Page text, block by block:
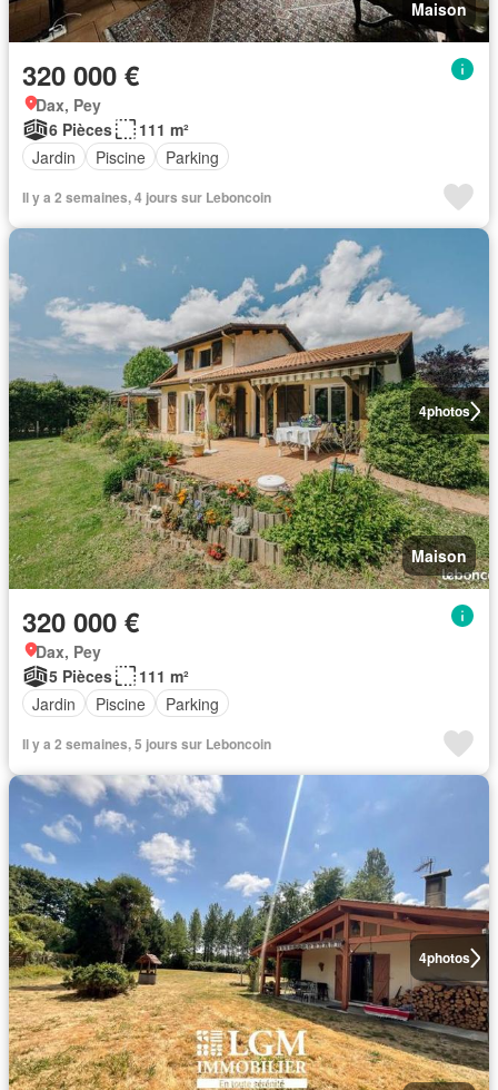
Maison
320 000 €
Dax, Pey
6 Pièces
111 m²
Jardin
Piscine Parking
Il y a 2 semaines, 4 jours sur Leboncoin
4photos
Maison
320 000 €
Dax, Pey
5 Pièces
111 m²
Jardin
Piscine Parking
Il y a 2 semaines, 5 jours sur Leboncoin
4photos